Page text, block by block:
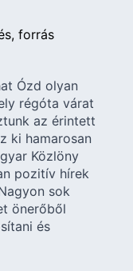
forrás
Ózd olyan
régóta várat
az érintett
ki hamarosan
Közlöny
pozitív hírek
sok
önerőből
és